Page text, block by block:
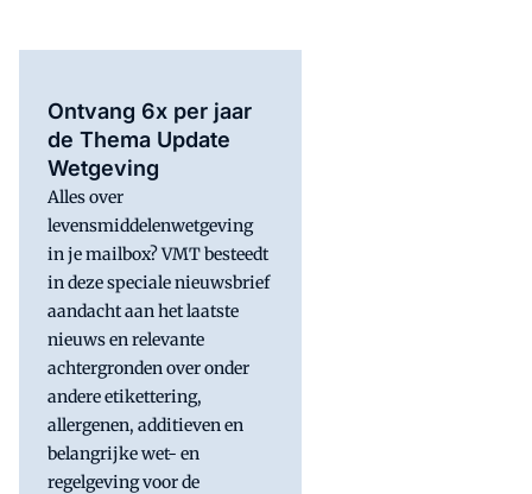
Ontvang 6x per jaar
de Thema Update
Wetgeving
Alles over
levensmiddelenwetgeving
in je mailbox? VMT besteedt
in deze speciale nieuwsbrief
aandacht aan het laatste
nieuws en relevante
achtergronden over onder
andere etikettering,
allergenen, additieven en
belangrijke wet- en
regelgeving voor de